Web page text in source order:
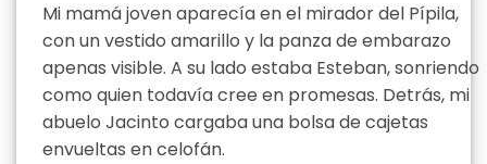
Mi mamá joven aparecía en el mirador del Pípila,
con un vestido amarillo y la panza de embarazo
apenas visible. A su lado estaba Esteban, sonriendo
como quien todavía cree en promesas. Detrás, mi
abuelo Jacinto cargaba una bolsa de cajetas
envueltas en celofán.